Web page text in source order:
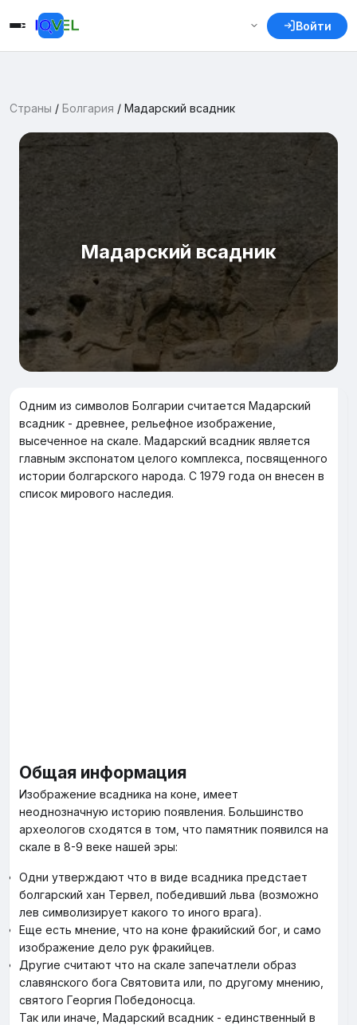
Войти
Страны / Болгария / Мадарский всадник
Мадарский всадник
Одним из символов Болгарии считается Мадарский
всадник - древнее, рельефное изображение,
высеченное на скале. Мадарский всадник является
главным экспонатом целого комплекса, посвященного
истории болгарского народа. С 1979 года он внесен в
список мирового наследия.
Общая информация
Изображение всадника на коне, имеет
неоднозначную историю появления. Большинство
археологов сходятся в том, что памятник появился на
скале в 8-9 веке нашей эры:
Одни утверждают что в виде всадника предстает
болгарский хан Тервел, победивший льва (возможно
лев символизирует какого то иного врага).
Еще есть мнение, что на коне фракийский бог, и само
изображение дело рук фракийцев.
Другие считают что на скале запечатлели образ
славянского бога Святовита или, по другому мнению,
святого Георгия Победоносца.
Так или иначе, Мадарский всадник - единственный в